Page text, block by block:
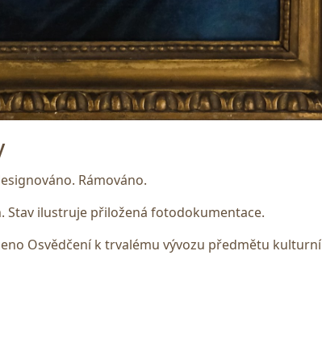
Rámováno.
Stav ilustruje přiložená fotodokumentace.
Osvědčení k trvalému vývozu předmětu kulturní